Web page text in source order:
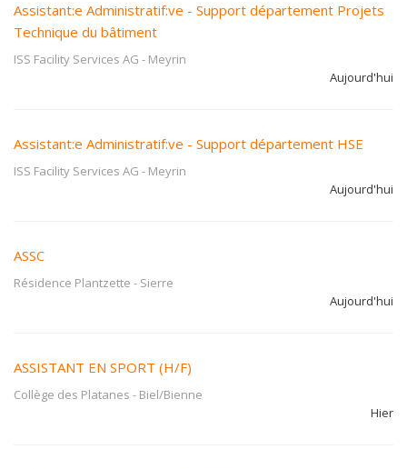
Assistant:e Administratif:ve - Support département Projets
Technique du bâtiment
ISS Facility Services AG - Meyrin
Aujourd'hui
Assistant:e Administratif:ve - Support département HSE
ISS Facility Services AG - Meyrin
Aujourd'hui
ASSC
Résidence Plantzette - Sierre
Aujourd'hui
ASSISTANT EN SPORT (H/F)
Collège des Platanes - Biel/Bienne
Hier